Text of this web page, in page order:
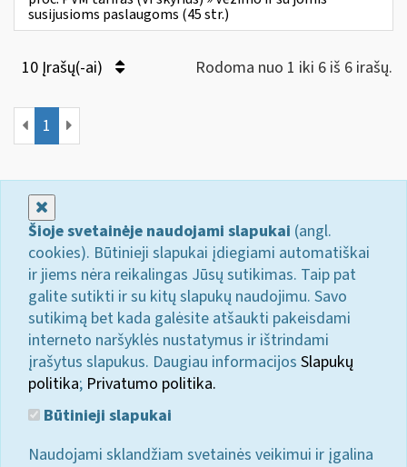
susijusioms paslaugoms (45 str.)
10 Įrašų(-ai) Rodoma nuo 1 iki 6 iš 6 irašų.
1
Šioje svetainėje naudojami slapukai (angl.
cookies). Būtinieji slapukai įdiegiami automatiškai
ir jiems nėra reikalingas Jūsų sutikimas. Taip pat
galite sutikti ir su kitų slapukų naudojimu. Savo
sutikimą bet kada galėsite atšaukti pakeisdami
interneto naršyklės nustatymus ir ištrindami
įrašytus slapukus. Daugiau informacijos Slapukų
politika; Privatumo politika.
Būtinieji slapukai
Naudojami sklandžiam svetainės veikimui ir įgalina